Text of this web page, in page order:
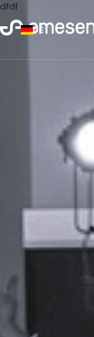
dfdf
DE